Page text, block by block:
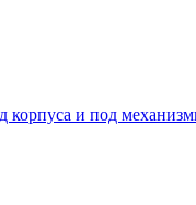
корпуса и под